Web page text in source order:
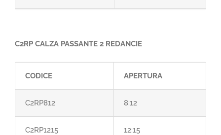
C2RP CALZA PASSANTE 2 REDANCIE
CODICE APERTURA
C2RP812 8:12
C2RP1215 12:15